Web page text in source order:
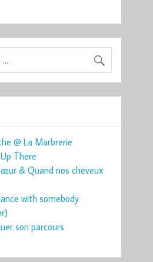
@ La Marbrerie
There
& Quand nos cheveux
with somebody
son parcours